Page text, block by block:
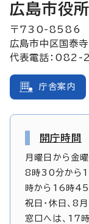
広島市役所
〒730-8586
広島市中区国泰
代表電話：
庁舎案内
開庁時間
月曜日から金曜
8時30分から
時から16時45
祝日・休日、8
窓口へは、17